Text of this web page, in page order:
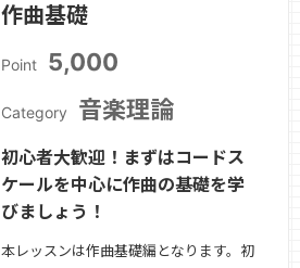
ち込みも可能ですが、音源と一緒である
作曲基礎
Point 5,000
Category 音楽理論
初心者大歓迎！まずはコードス
ケールを中心に作曲の基礎を学
びましょう！
本レッスンは作曲基礎編となります。初